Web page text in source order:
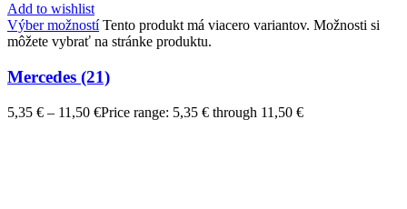
Add to wishlist
Výber možností Tento produkt má viacero variantov. Možnosti si
môžete vybrať na stránke produktu.
Mercedes (21)
5,35 € – 11,50 €Price range: 5,35 € through 11,50 €